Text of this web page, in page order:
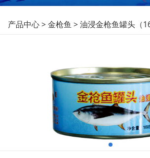
油浸金枪鱼罐头
产品中心>金枪鱼 >油浸金枪鱼罐头（